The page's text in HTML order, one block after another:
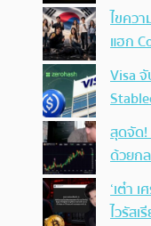
ไขคว
แฮก
Visa
สุดจัด!
ด้วยก
‘เต๋า
ไวรัส